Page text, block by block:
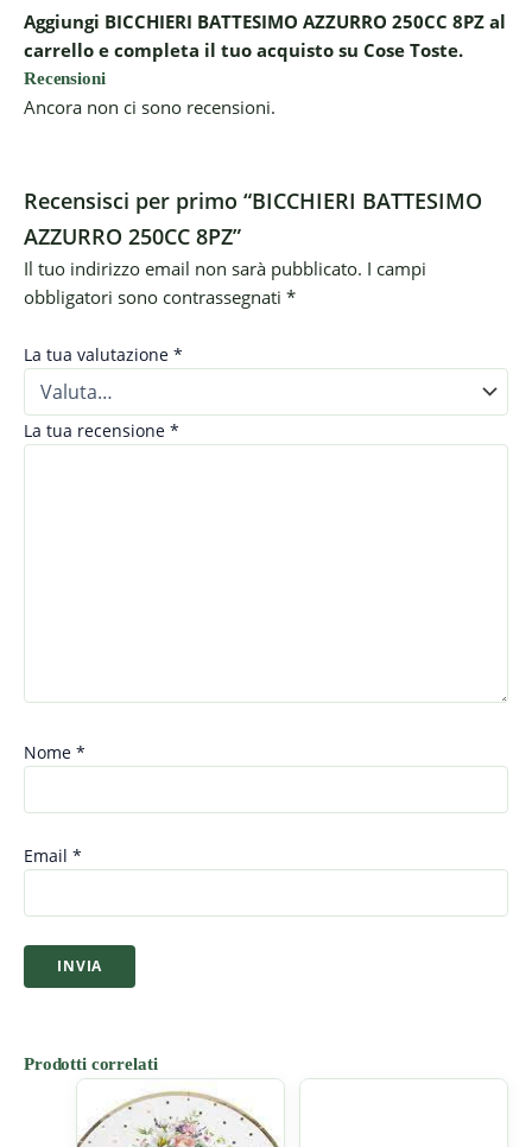
Aggiungi BICCHIERI BATTESIMO AZZURRO 250CC 8PZ al
carrello e completa il tuo acquisto su Cose Toste.
Recensioni
Ancora non ci sono recensioni.
Recensisci per primo “BICCHIERI BATTESIMO
AZZURRO 250CC 8PZ”
Il tuo indirizzo email non sarà pubblicato. I campi
obbligatori sono contrassegnati *
La tua valutazione *
La tua recensione *
Nome *
Email *
Prodotti correlati